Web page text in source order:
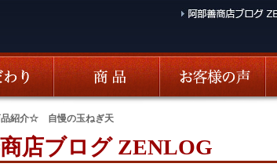
紹介☆ 自慢の玉ねぎ天
店ブログ ZENLOG